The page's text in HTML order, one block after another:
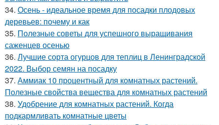
34. Осень - идеальное время для посадки плодовых
деревьев: почему и как
35. Полезные советы для успешного выращивания
саженцев осенью
36. Лучшие сорта огурцов для теплиц в Ленинградской
2022. Выбор семян на посадку
37. Аммиак 10 процентный для комнатных растений.
Полезные свойства вещества для комнатных растений
38. Удобрение для комнатных растений. Когда
подкармливать комнатные цветы